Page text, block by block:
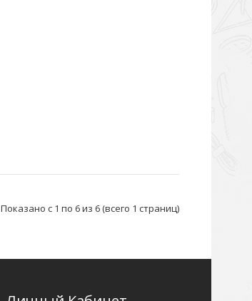
Показано с 1 по 6 из 6 (всего 1 страниц)